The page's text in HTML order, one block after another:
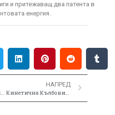
и притежаващ два патента в
енергия.
Кълбовидна Мълния в Китай
НАПРЕД
Кинетична Кълбовидна Мълния без Микровълни